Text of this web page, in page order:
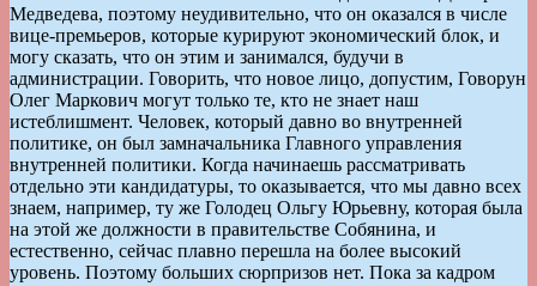
Медведева, поэтому неудивительно, что он оказался в числе
вице-премьеров, которые курируют экономический блок, и
могу сказать, что он этим и занимался, будучи в
администрации. Говорить, что новое лицо, допустим, Говорун
Олег Маркович могут только те, кто не знает наш
истеблишмент. Человек, который давно во внутренней
политике, он был замначальника Главного управления
внутренней политики. Когда начинаешь рассматривать
отдельно эти кандидатуры, то оказывается, что мы давно всех
знаем, например, ту же Голодец Ольгу Юрьевну, которая была
на этой же должности в правительстве Собянина, и
естественно, сейчас плавно перешла на более высокий
уровень. Поэтому больших сюрпризов нет. Пока за кадром